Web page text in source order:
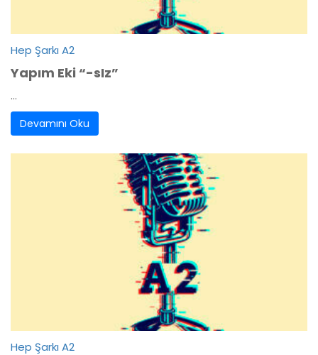
Hep Şarkı A2
Yapım Eki “-sIz”
...
Devamını Oku
Hep Şarkı A2